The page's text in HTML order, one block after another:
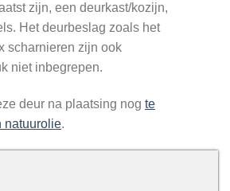
zijn, een deurkast/kozijn,
Het deurbeslag zoals het
scharnieren zijn ook
niet inbegrepen.
deur na plaatsing nog te
natuurolie.